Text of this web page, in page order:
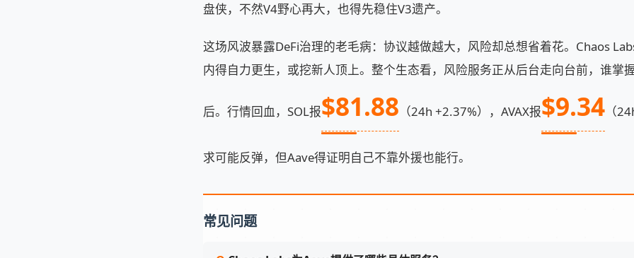
盘侠，不然V4野心再大，也得先稳住V3遗产。
这场风波暴露DeFi治理的老毛病：协议越做越大，风险却总想省着花。Chaos
内得自力更生，或挖新人顶上。整个生态看，风险服务正从后台走向台前，谁掌
后。行情回血，SOL报$81.88 （24h +2.37%），AVAX报$9.34 （
求可能反弹，但Aave得证明自己不靠外援也能行。
常见问题